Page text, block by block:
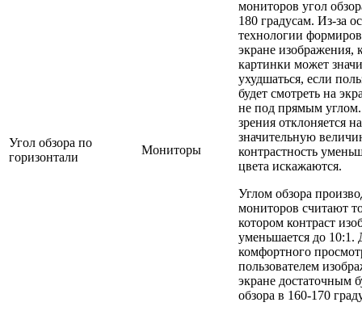
Угол обзора по
горизонтали
Мониторы
мониторов угол
180 градусам. Из-за
технологии
экране изображения,
картинки может
ухудшаться, если
будет смотреть на
не под прямым
зрения отклоняется на
значительную
контрастность
цвета искажаются.
Углом обзора
мониторов считают
котором контраст
уменьшается до 10:1.
комфортного
пользователем
экране достаточным
обзора в 160-170